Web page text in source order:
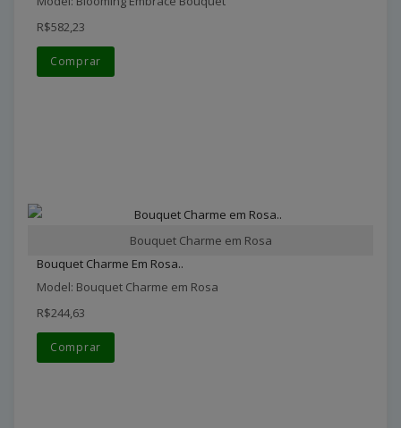
R$582,23
Comprar
Bouquet Charme em Rosa
Bouquet Charme Em Rosa..
Model: Bouquet Charme em Rosa
R$244,63
Comprar